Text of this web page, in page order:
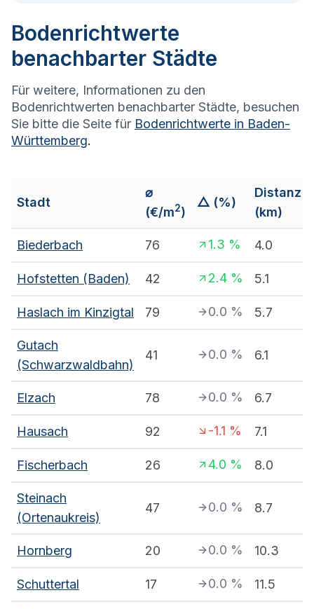
Bodenrichtwerte
benachbarter Städte
Für weitere, Informationen zu den
Bodenrichtwerten benachbarter Städte, besuchen
Sie bitte die Seite für Bodenrichtwerte in Baden-
Württemberg.
Stadt
⌀
(€/m2)
△ (%)
Distanz
(km)
Biederbach 76 1.3 % 4.0
Hofstetten (Baden) 42 2.4 % 5.1
Haslach im Kinzigtal 79 0.0 % 5.7
Gutach
(Schwarzwaldbahn)
41 0.0 % 6.1
Elzach 78 0.0 % 6.7
Hausach 92 -1.1 % 7.1
Fischerbach 26 4.0 % 8.0
Steinach
(Ortenaukreis)
47 0.0 % 8.7
Hornberg 20 0.0 % 10.3
Schuttertal 17 0.0 % 11.5